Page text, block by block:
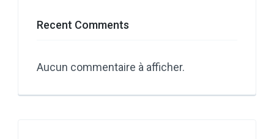
Recent Comments
Aucun commentaire à afficher.